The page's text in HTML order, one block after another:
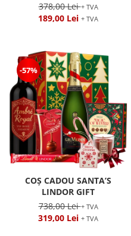
378,00 Lei+ TVA
189,00 Lei + TVA
-57%
COȘ CADOU SANTA’S
LINDOR GIFT
738,00 Lei+ TVA
319,00 Lei + TVA